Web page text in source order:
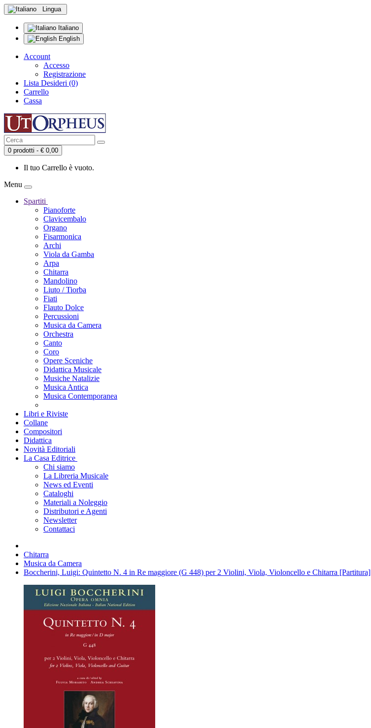
Lingua
Italiano
English
Account
Accesso
Registrazione
Lista Desideri (0)
Carrello
Cassa
0 prodotti - € 0,00
Il tuo Carrello è vuoto.
Menu
Spartiti
Pianoforte
Clavicembalo
Organo
Fisarmonica
Archi
Viola da Gamba
Arpa
Chitarra
Mandolino
Liuto / Tiorba
Fiati
Flauto Dolce
Percussioni
Musica da Camera
Orchestra
Canto
Coro
Opere Sceniche
Didattica Musicale
Musiche Natalizie
Musica Antica
Musica Contemporanea
Libri e Riviste
Collane
Compositori
Didattica
Novità Editoriali
La Casa Editrice
Chi siamo
La Libreria Musicale
News ed Eventi
Cataloghi
Materiali a Noleggio
Distributori e Agenti
Newsletter
Contattaci
Chitarra
Musica da Camera
Boccherini, Luigi: Quintetto N. 4 in Re maggiore (G 448) per 2 Violini, Viola, Violoncello e Chitarra [Partitura]